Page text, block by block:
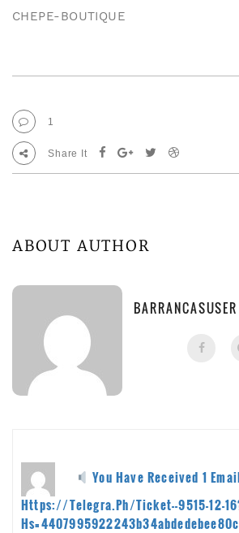
CHEPE-BOUTIQUE
1
Share It
ABOUT AUTHOR
BARRANCASUSER
You Have Received 1
Https://telegra.ph/Ticket--9515-12-